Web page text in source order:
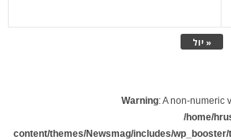
« יול
Warning: A non-numeric
/home/
content/themes/Newsmag/includes/